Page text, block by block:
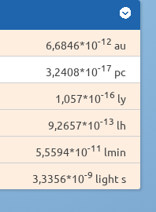
6,6846*10-12 au
3,2408*10-17 pc
1,057*10-16 ly
9,2657*10-13 lh
5,5594*10-11 lmin
3,3356*10-9 light s